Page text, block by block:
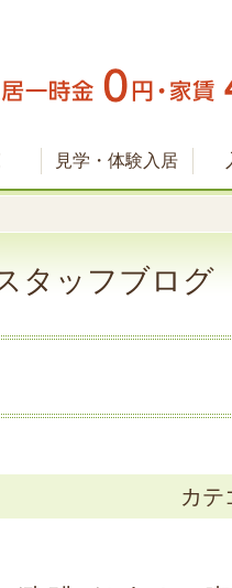
見学・体験入居
タッフブログ
カ